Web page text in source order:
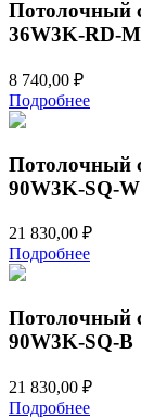
Потолочный
36W3K-RD-
8 740,00 ₽
Подробнее
Потолочный
90W3K-SQ-W
21 830,00 ₽
Подробнее
Потолочный
90W3K-SQ-B
21 830,00 ₽
Подробнее